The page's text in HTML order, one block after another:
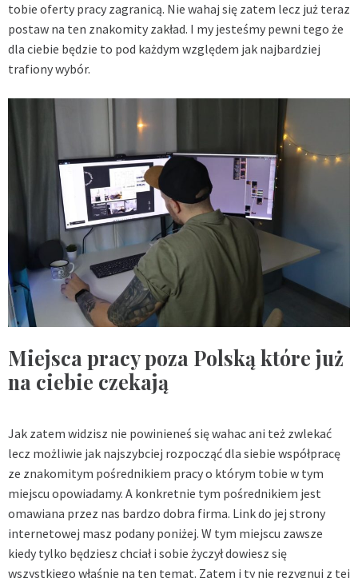
tobie oferty pracy zagranicą. Nie wahaj się zatem lecz już teraz
postaw na ten znakomity zakład. I my jesteśmy pewni tego że
dla ciebie będzie to pod każdym względem jak najbardziej
trafiony wybór.
Miejsca pracy poza Polską które już
na ciebie czekają
Jak zatem widzisz nie powinieneś się wahac ani też zwlekać
lecz możliwie jak najszybciej rozpocząć dla siebie współpracę
ze znakomitym pośrednikiem pracy o którym tobie w tym
miejscu opowiadamy. A konkretnie tym pośrednikiem jest
omawiana przez nas bardzo dobra firma. Link do jej strony
internetowej masz podany poniżej. W tym miejscu zawsze
kiedy tylko będziesz chciał i sobie życzył dowiesz się
wszystkiego właśnie na ten temat. Zatem i ty nie rezygnuj z tej